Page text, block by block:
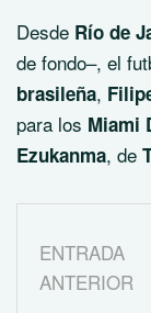
Desde Río de
de fondo–, el
brasileña,
para los Miami
Ezukanma, de
ENTRADA
ANTERIOR